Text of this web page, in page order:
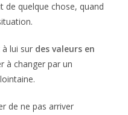
de quelque chose, quand
lui sur des valeurs en
à changer par un
de ne pas arriver